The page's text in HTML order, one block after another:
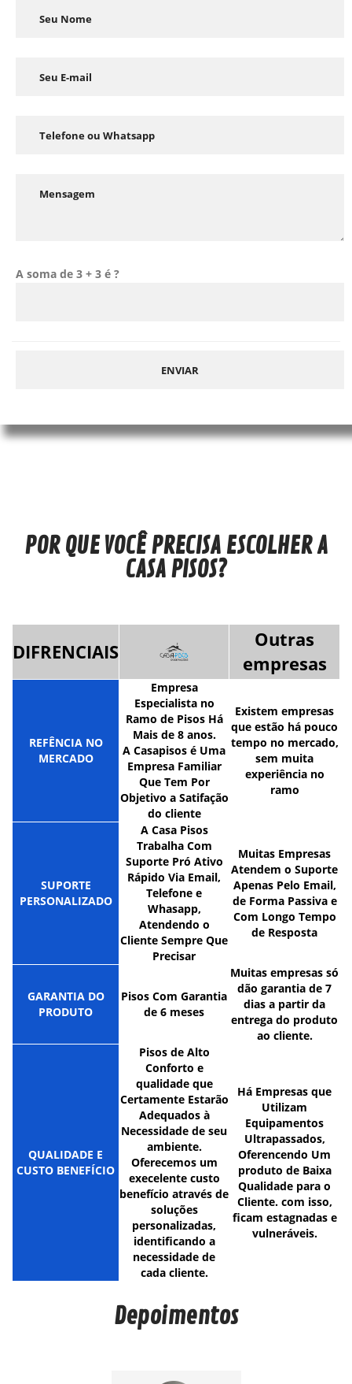
A soma de 3 + 3 é ?
POR QUE VOCÊ PRECISA ESCOLHER A
CASA PISOS?
DIFRENCIAIS
Outras
empresas
REFÊNCIA NO
MERCADO
Empresa
Especialista no
Ramo de Pisos Há
Mais de 8 anos.
A Casapisos é Uma
Empresa Familiar
Que Tem Por
Objetivo a Satifação
do cliente
Existem empresas
que estão há pouco
tempo no mercado,
sem muita
experiência no
ramo
SUPORTE
PERSONALIZADO
A Casa Pisos
Trabalha Com
Suporte Pró Ativo
Rápido Via Email,
Telefone e
Whasapp,
Atendendo o
Cliente Sempre Que
Precisar
Muitas Empresas
Atendem o Suporte
Apenas Pelo Email,
de Forma Passiva e
Com Longo Tempo
de Resposta
GARANTIA DO
PRODUTO
Pisos Com Garantia
de 6 meses
Muitas empresas só
dão garantia de 7
dias a partir da
entrega do produto
ao cliente.
QUALIDADE E
CUSTO BENEFÍCIO
Pisos de Alto
Conforto e
qualidade que
Certamente Estarão
Adequados à
Necessidade de seu
ambiente.
Oferecemos um
execelente custo
benefício através de
soluções
personalizadas,
identificando a
necessidade de
cada cliente.
Há Empresas que
Utilizam
Equipamentos
Ultrapassados,
Oferencendo Um
produto de Baixa
Qualidade para o
Cliente. com isso,
ficam estagnadas e
vulneráveis.
Depoimentos